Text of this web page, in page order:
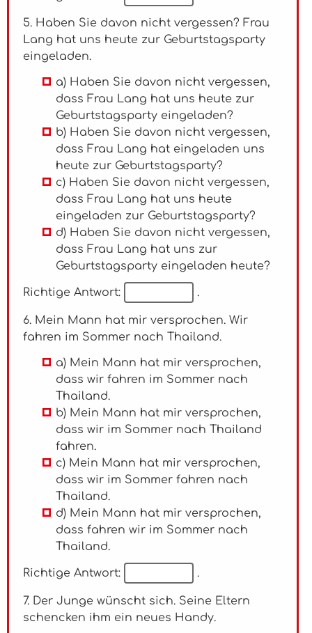
5. Haben Sie davon nicht vergessen? Frau
Lang hat uns heute zur Geburtstagsparty
eingeladen.
a) Haben Sie davon nicht vergessen,
dass Frau Lang hat uns heute zur
Geburtstagsparty eingeladen?
b) Haben Sie davon nicht vergessen,
dass Frau Lang hat eingeladen uns
heute zur Geburtstagsparty?
c) Haben Sie davon nicht vergessen,
dass Frau Lang hat uns heute
eingeladen zur Geburtstagsparty?
d) Haben Sie davon nicht vergessen,
dass Frau Lang hat uns zur
Geburtstagsparty eingeladen heute?
Richtige Antwort: .
6. Mein Mann hat mir versprochen. Wir
fahren im Sommer nach Thailand.
a) Mein Mann hat mir versprochen,
dass wir fahren im Sommer nach
Thailand.
b) Mein Mann hat mir versprochen,
dass wir im Sommer nach Thailand
fahren.
c) Mein Mann hat mir versprochen,
dass wir im Sommer fahren nach
Thailand.
d) Mein Mann hat mir versprochen,
dass fahren wir im Sommer nach
Thailand.
Richtige Antwort: .
7. Der Junge wünscht sich. Seine Eltern
schencken ihm ein neues Handy.